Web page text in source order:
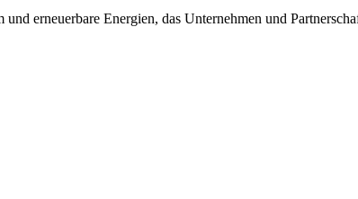
erneuerbare Energien, das Unternehmen und